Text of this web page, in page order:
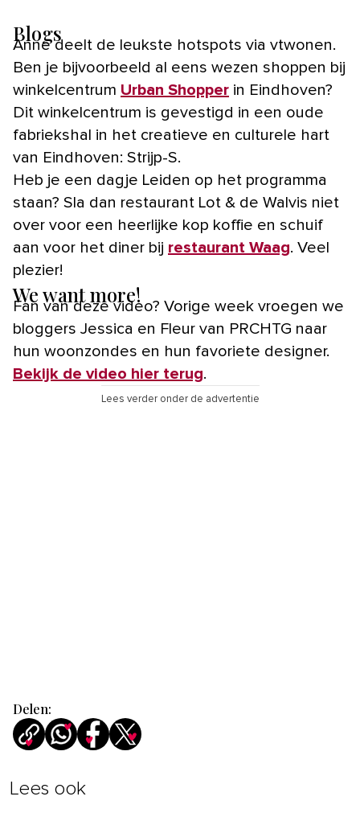
Blogs
Anne deelt de leukste hotspots via vtwonen.
Ben je bijvoorbeeld al eens wezen shoppen bij
winkelcentrum Urban Shopper in Eindhoven?
Dit winkelcentrum is gevestigd in een oude
fabriekshal in het creatieve en culturele hart
van Eindhoven: Strijp-S.
Heb je een dagje Leiden op het programma
staan? Sla dan restaurant Lot & de Walvis niet
over voor een heerlijke kop koffie en schuif
aan voor het diner bij restaurant Waag. Veel
plezier!
We want more!
Fan van deze video? Vorige week vroegen we
bloggers Jessica en Fleur van PRCHTG naar
hun woonzondes en hun favoriete designer.
Bekijk de video hier terug.
Lees verder onder de advertentie
Delen:
Lees ook